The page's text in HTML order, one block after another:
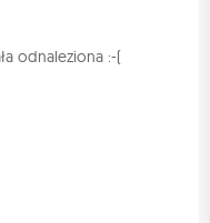
odnaleziona :-(